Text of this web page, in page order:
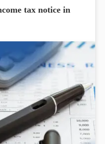
tax notice in